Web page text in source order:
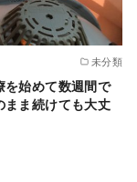
未分類
を始めて数週間で
ま続けても大丈